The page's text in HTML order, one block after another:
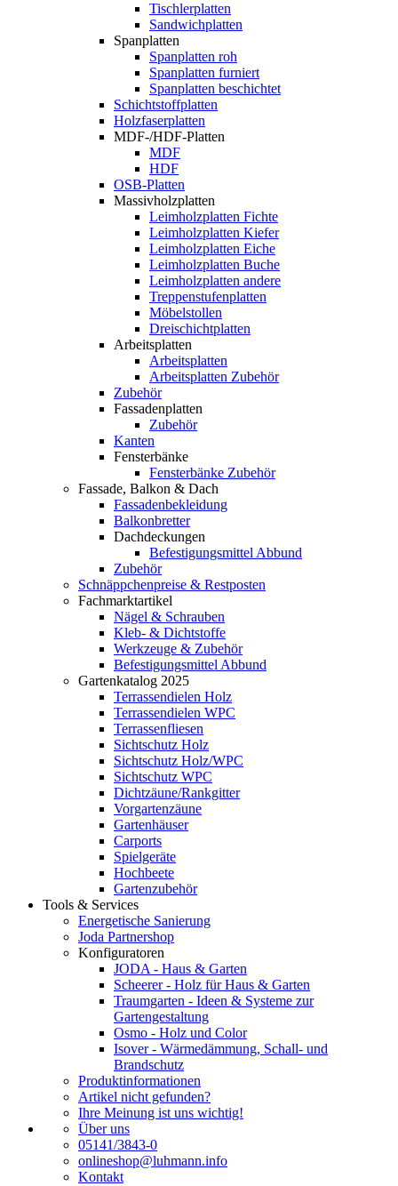
Tischlerplatten
Sandwichplatten
Spanplatten
Spanplatten roh
Spanplatten furniert
Spanplatten beschichtet
Schichtstoffplatten
Holzfaserplatten
MDF-/HDF-Platten
MDF
HDF
OSB-Platten
Massivholzplatten
Leimholzplatten Fichte
Leimholzplatten Kiefer
Leimholzplatten Eiche
Leimholzplatten Buche
Leimholzplatten andere
Treppenstufenplatten
Möbelstollen
Dreischichtplatten
Arbeitsplatten
Arbeitsplatten
Arbeitsplatten Zubehör
Zubehör
Fassadenplatten
Zubehör
Kanten
Fensterbänke
Fensterbänke Zubehör
Fassade, Balkon & Dach
Fassadenbekleidung
Balkonbretter
Dachdeckungen
Befestigungsmittel Abbund
Zubehör
Schnäppchenpreise & Restposten
Fachmarktartikel
Nägel & Schrauben
Kleb- & Dichtstoffe
Werkzeuge & Zubehör
Befestigungsmittel Abbund
Gartenkatalog 2025
Terrassendielen Holz
Terrassendielen WPC
Terrassenfliesen
Sichtschutz Holz
Sichtschutz Holz/WPC
Sichtschutz WPC
Dichtzäune/Rankgitter
Vorgartenzäune
Gartenhäuser
Carports
Spielgeräte
Hochbeete
Gartenzubehör
Tools & Services
Energetische Sanierung
Joda Partnershop
Konfiguratoren
JODA - Haus & Garten
Scheerer - Holz für Haus & Garten
Traumgarten - Ideen & Systeme zur
Gartengestaltung
Osmo - Holz und Color
Isover - Wärmedämmung, Schall- und
Brandschutz
Produktinformationen
Artikel nicht gefunden?
Ihre Meinung ist uns wichtig!
Über uns
05141/3843-0
onlineshop@luhmann.info
Kontakt